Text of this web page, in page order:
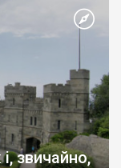
звичайно,